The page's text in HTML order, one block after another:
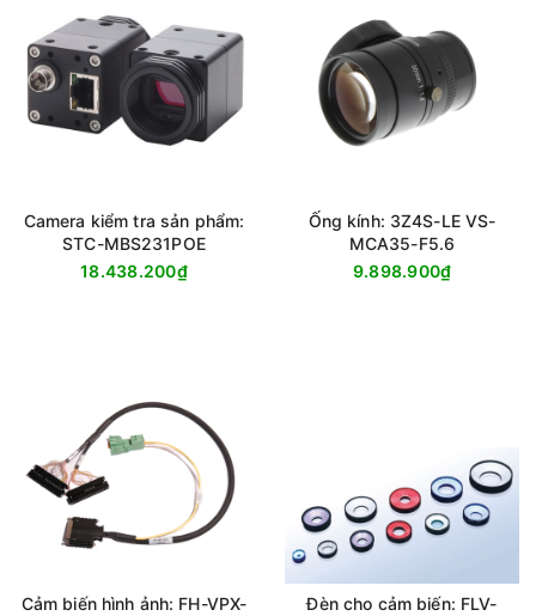
Camera kiểm tra sản phẩm:
STC-MBS231POE
18.438.200₫
Ống kính: 3Z4S-LE VS-
MCA35-F5.6
9.898.900₫
Cảm biến hình ảnh: FH-VPX-
Đèn cho cảm biến: FLV-